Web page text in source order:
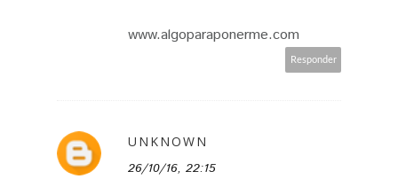
www.algoparaponerme.com
Responder
UNKNOWN
26/10/16, 22:15